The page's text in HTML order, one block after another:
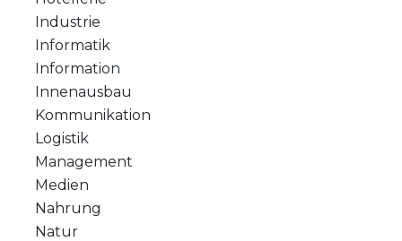
Industrie
Informatik
Information
Innenausbau
Kommunikation
Logistik
Management
Medien
Nahrung
Natur